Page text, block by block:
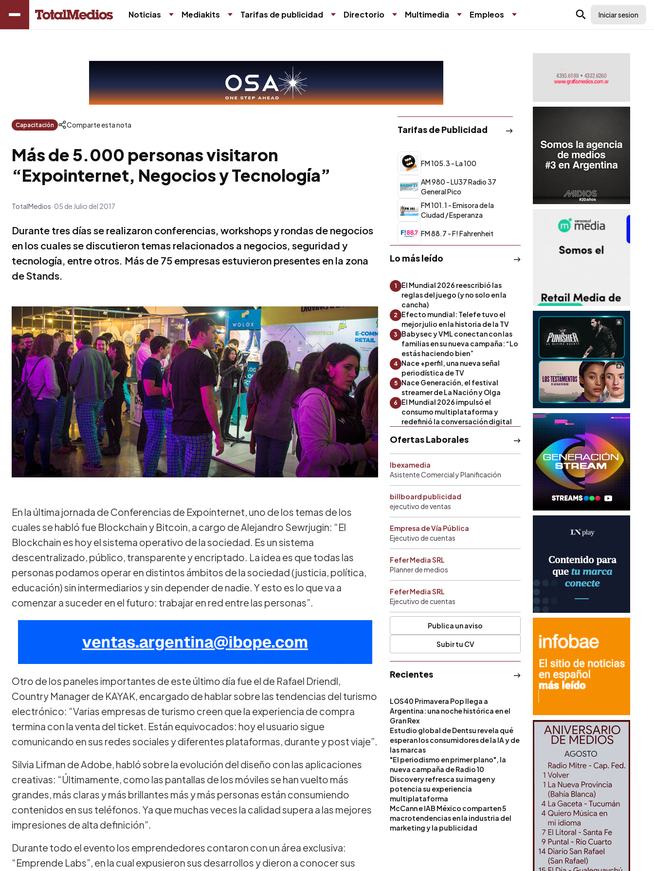
Noticias Mediakits Tarifas de publicidad Directorio Multimedia Empleos Iniciar sesion
Capacitación Comparte esta nota
Más de 5.000 personas visitaron
“Expointernet, Negocios y Tecnología”
TotalMedios 05 de Julio del 2017
Durante tres días se realizaron conferencias, workshops y rondas de negocios
en los cuales se discutieron temas relacionados a negocios, seguridad y
tecnología, entre otros. Más de 75 empresas estuvieron presentes en la zona
de Stands.
En la última jornada de Conferencias de Expointernet, uno de los temas de los
cuales se habló fue Blockchain y Bitcoin, a cargo de Alejandro Sewrjugin: “El
Blockchain es hoy el sistema operativo de la sociedad. Es un sistema
descentralizado, público, transparente y encriptado. La idea es que todas las
personas podamos operar en distintos ámbitos de la sociedad (justicia, política,
educación) sin intermediarios y sin depender de nadie. Y esto es lo que va a
comenzar a suceder en el futuro: trabajar en red entre las personas”.
Otro de los paneles importantes de este último día fue el de Rafael Driendl,
Country Manager de KAYAK, encargado de hablar sobre las tendencias del turismo
electrónico: “Varias empresas de turismo creen que la experiencia de compra
termina con la venta del ticket. Están equivocados: hoy el usuario sigue
comunicando en sus redes sociales y diferentes plataformas, durante y post viaje”.
Silvia Lifman de Adobe, habló sobre la evolución del diseño con las aplicaciones
creativas: “Últimamente, como las pantallas de los móviles se han vuelto más
grandes, más claras y más brillantes más y más personas están consumiendo
contenidos en sus teléfonos. Ya que muchas veces la calidad supera a las mejores
impresiones de alta definición”.
Durante todo el evento los emprendedores contaron con un área exclusiva:
“Emprende Labs”, en la cual expusieron sus desarrollos y dieron a conocer sus
Tarifas de Publicidad
FM 105.3 - La 100
AM 980 - LU37 Radio 37
General Pico
FM 101.1 - Emisora de la
Ciudad / Esperanza
FM 88.7 - F! Fahrenheit
Lo más leído
1
El Mundial 2026 reescribió las
reglas del juego (y no solo en la
cancha)
2
Efecto mundial: Telefe tuvo el
mejor julio en la historia de la TV
3
Babysec y VML conectan con las
familias en su nueva campaña: “Lo
estás haciendo bien”
4 Nace +perfil, una nueva señal
periodística de TV
5
Nace Generación, el festival
streamer de La Nación y Olga
6
El Mundial 2026 impulsó el
consumo multiplataforma y
redefinió la conversación digital
Ofertas Laborales
Ibexamedia
Asistente Comercial y Planificación
billboard publicidad
ejecutivo de ventas
Empresa de Vía Pública
Ejecutivo de cuentas
Fefer Media SRL
Planner de medios
Fefer Media SRL
Ejecutivo de cuentas
Publica un aviso
Subir tu CV
Recientes
LOS40 Primavera Pop llega a
Argentina: una noche histórica en el
Gran Rex
Estudio global de Dentsu revela qué
esperan los consumidores de la IA y de
las marcas
"El periodismo en primer plano", la
nueva campaña de Radio 10
Discovery refresca su imagen y
potencia su experiencia
multiplataforma
McCann e IAB México comparten 5
macrotendencias en la industria del
marketing y la publicidad